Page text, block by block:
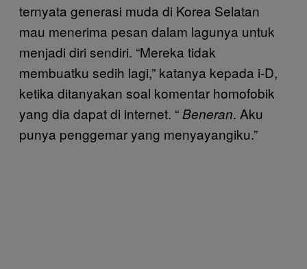
ternyata generasi muda di Korea Selatan
mau menerima pesan dalam lagunya untuk
menjadi diri sendiri. “Mereka tidak
membuatku sedih lagi,” katanya kepada i-D,
ketika ditanyakan soal komentar homofobik
yang dia dapat di internet. “ Beneran. Aku
punya penggemar yang menyayangiku.”